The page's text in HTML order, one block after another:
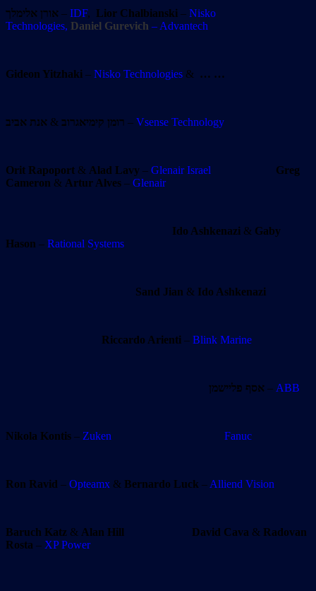
אורן אלימלך – IDF, Lior Chalbianski – Nisko
Technologies, Daniel Gurevich – Advantech
Gideon Yitzhaki – Nisko Technologies & … …
רומן קימיאגרוב & אנת אביב – Vsense Technology
Orit Rapoport & Alad Lavy – Glenair Israel
Greg
Cameron & Artur Alves – Glenair
Ido Ashkenazi & Gaby
Hason – Rational Systems
Sand Jian & Ido Ashkenazi
Riccardo Arienti – Blink Marine
אסף פליישמן – ABB
Nikola Kontis – Zuken Fanuc
Ron Ravid – Opteamx & Bernardo Luck – Alliend Vision
Baruch Katz & Alan Hill David Cava & Radovan
Rosta – XP Power